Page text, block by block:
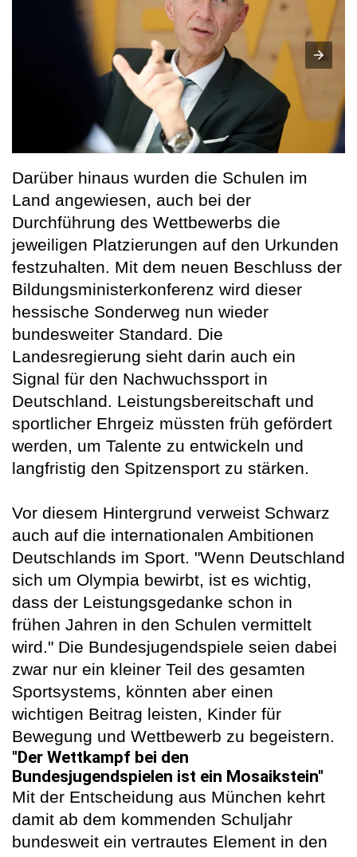
Darüber hinaus wurden die Schulen im
Land angewiesen, auch bei der
Durchführung des Wettbewerbs die
jeweiligen Platzierungen auf den Urkunden
festzuhalten. Mit dem neuen Beschluss der
Bildungsministerkonferenz wird dieser
hessische Sonderweg nun wieder
bundesweiter Standard. Die
Landesregierung sieht darin auch ein
Signal für den Nachwuchssport in
Deutschland. Leistungsbereitschaft und
sportlicher Ehrgeiz müssten früh gefördert
werden, um Talente zu entwickeln und
langfristig den Spitzensport zu stärken.
Vor diesem Hintergrund verweist Schwarz
auch auf die internationalen Ambitionen
Deutschlands im Sport. "Wenn Deutschland
sich um Olympia bewirbt, ist es wichtig,
dass der Leistungsgedanke schon in
frühen Jahren in den Schulen vermittelt
wird." Die Bundesjugendspiele seien dabei
zwar nur ein kleiner Teil des gesamten
Sportsystems, könnten aber einen
wichtigen Beitrag leisten, Kinder für
Bewegung und Wettbewerb zu begeistern.
"Der Wettkampf bei den
Bundesjugendspielen ist ein Mosaikstein"
Mit der Entscheidung aus München kehrt
damit ab dem kommenden Schuljahr
bundesweit ein vertrautes Element in den